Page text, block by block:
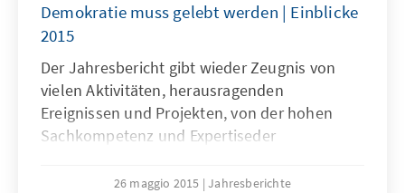
Demokratie muss gelebt werden | Einblicke
2015
Der Jahresbericht gibt wieder Zeugnis von
vielen Aktivitäten, herausragenden
Ereignissen und Projekten, von der hohen
Sachkompetenz und Expertiseder
weltweiten Engagement für Demokratie,
26 maggio 2015 Jahresberichte